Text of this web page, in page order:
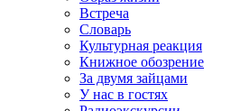
Встреча
Словарь
Культурная реакция
Книжное обозрение
За двумя зайцами
У нас в гостях